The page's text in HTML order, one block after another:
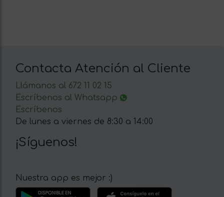
Contacta Atención al Cliente
Llámanos al 672 11 02 15
Escríbenos al Whatsapp
Escríbenos
De lunes a viernes de 8:30 a 14:00
¡Síguenos!
Nuestra app es mejor :)